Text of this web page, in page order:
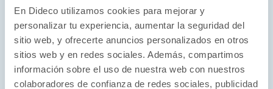
En Dideco utilizamos cookies para mejorar y
personalizar tu experiencia, aumentar la seguridad del
sitio web, y ofrecerte anuncios personalizados en otros
sitios web y en redes sociales. Además, compartimos
información sobre el uso de nuestra web con nuestros
colaboradores de confianza de redes sociales, publicidad
iba a ser increíble».
Reseña destacada de Goodreads
«Casa de cielo y alientoes una novela de fantasía
sensacional con una trama apasionante y un elenco